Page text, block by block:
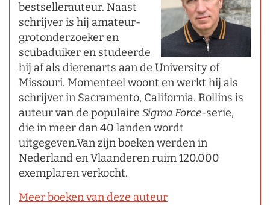
bestsellerauteur. Naast
schrijver is hij amateur-
grotonderzoeker en
scubaduiker en studeerde
hij af als dierenarts aan de University of
Missouri. Momenteel woont en werkt hij als
schrijver in Sacramento, California. Rollins is
auteur van de populaire Sigma Force-serie,
die in meer dan 40 landen wordt
uitgegeven.Van zijn boeken werden in
Nederland en Vlaanderen ruim 120.000
exemplaren verkocht.
Meer boeken van deze auteur